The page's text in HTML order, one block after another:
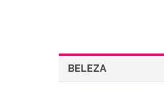
BELEZA